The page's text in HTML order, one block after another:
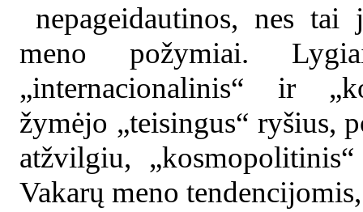
nepageidautinos, nes tai
meno požymiai.
„internacionalinis“ ir
žymėjo „teisingus“ ryšius,
atžvilgiu,
Vakarų meno